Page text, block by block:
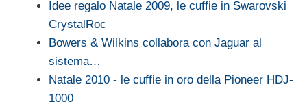
Idee regalo Natale 2009, le cuffie in Swarovski
CrystalRoc
Bowers & Wilkins collabora con Jaguar al
sistema…
Natale 2010 - le cuffie in oro della Pioneer HDJ-
1000